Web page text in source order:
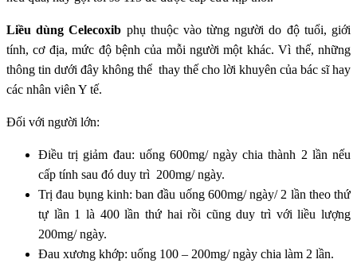
Liều dùng Celecoxib phụ thuộc vào từng người do độ tuổi, giới
tính, cơ địa, mức độ bệnh của mỗi người một khác. Vì thế, những
thông tin dưới đây không thể thay thế cho lời khuyên của bác sĩ hay
các nhân viên Y tế.
Đối với người lớn:
Điều trị giảm đau: uống 600mg/ ngày chia thành 2 lần nếu
cấp tính sau đó duy trì 200mg/ ngày.
Trị đau bụng kinh: ban đầu uống 600mg/ ngày/ 2 lần theo thứ
tự lần 1 là 400 lần thứ hai rồi cũng duy trì với liều lượng
200mg/ ngày.
Đau xương khớp: uống 100 – 200mg/ ngày chia làm 2 lần.